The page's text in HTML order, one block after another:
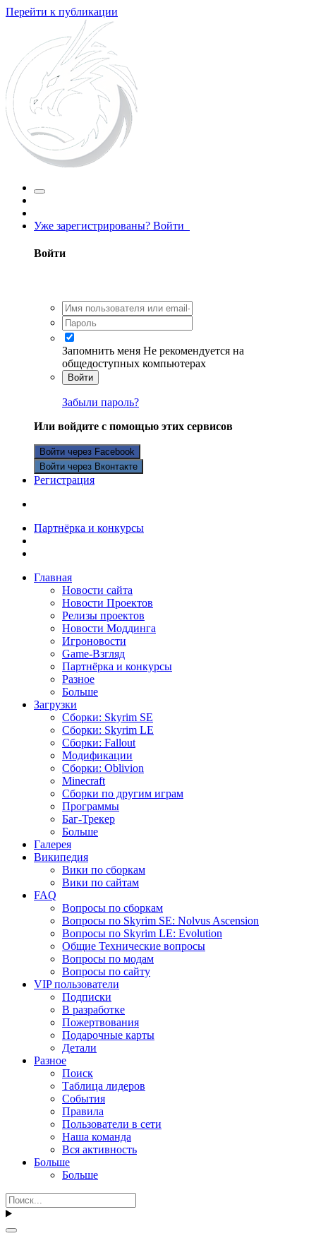
Перейти к публикации
Уже зарегистрированы? Войти
Войти
Запомнить меня Не рекомендуется на
общедоступных компьютерах
Войти
Забыли пароль?
Или войдите с помощью этих сервисов
Войти через Facebook
Войти через Вконтакте
Регистрация
Партнёрка и конкурсы
Главная
Новости сайта
Новости Проектов
Релизы проектов
Новости Моддинга
Игроновости
Game-Взгляд
Партнёрка и конкурсы
Разное
Больше
Загрузки
Сборки: Skyrim SE
Сборки: Skyrim LE
Сборки: Fallout
Модификации
Сборки: Oblivion
Minecraft
Сборки по другим играм
Программы
Баг-Трекер
Больше
Галерея
Википедия
Вики по сборкам
Вики по сайтам
FAQ
Вопросы по сборкам
Вопросы по Skyrim SE: Nolvus Ascension
Вопросы по Skyrim LE: Evolution
Общие Технические вопросы
Вопросы по модам
Вопросы по сайту
VIP пользователи
Подписки
В разработке
Пожертвования
Подарочные карты
Детали
Разное
Поиск
Таблица лидеров
События
Правила
Пользователи в сети
Наша команда
Вся активность
Больше
Больше